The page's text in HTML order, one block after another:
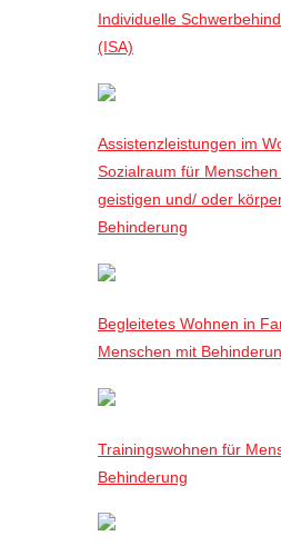
Individuelle
(ISA)
Assistenzleistungen im
Sozialraum für
geistigen und/ oder
Behinderung
Begleitetes Wohnen in
Menschen mit
Trainingswohnen für
Behinderung